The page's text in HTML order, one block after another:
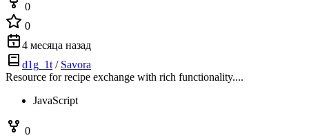
0
0
4 месяца назад
d1g_1t / Savora
Resource for recipe exchange with rich functionality....
JavaScript
0